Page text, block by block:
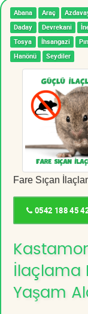
Abana Araç
Daday
Devrekani
Tosya
İhsangazi
Hanönü
Seydiler
Fare Sıçan
0542 188 45
İlaçlama
Yaşam